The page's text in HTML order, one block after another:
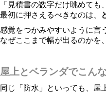
「見積書の数字だけ眺めて
最初に押さえるべきなのは、
感覚をつかみやすいように言
なぜここまで幅が出るのかを
屋上とベランダでこん
同じ「防水」といっても、屋